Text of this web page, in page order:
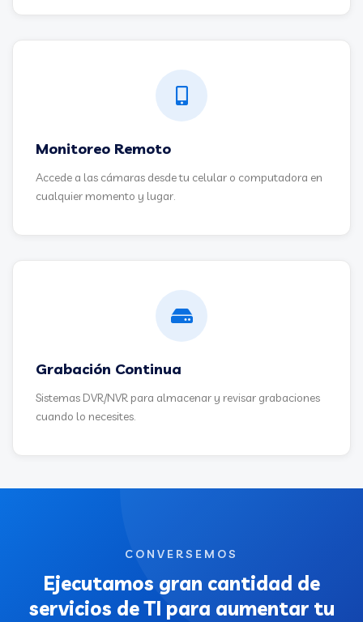
Monitoreo Remoto
Accede a las cámaras desde tu celular o computadora en
cualquier momento y lugar.
Grabación Continua
Sistemas DVR/NVR para almacenar y revisar grabaciones
cuando lo necesites.
CONVERSEMOS
Ejecutamos gran cantidad de
servicios de TI para aumentar tu